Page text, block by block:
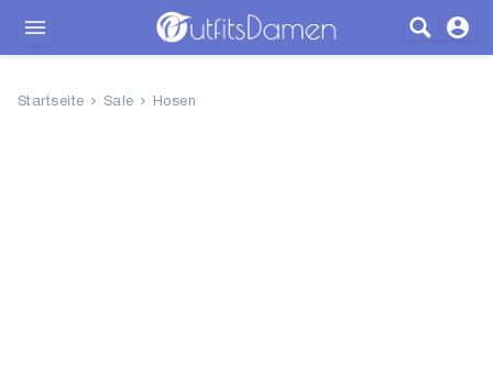
Startseite Sale Hosen